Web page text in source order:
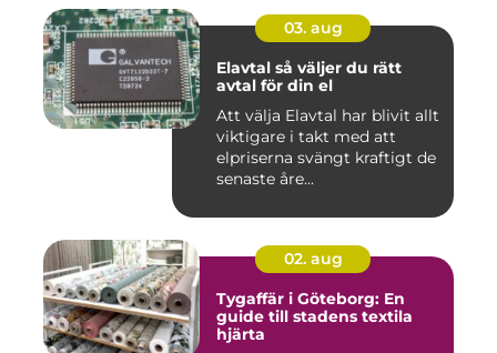
03. aug
Elavtal så väljer du rätt
avtal för din el
Att välja Elavtal har blivit allt
viktigare i takt med att
elpriserna svängt kraftigt de
senaste åre...
02. aug
Tygaffär i Göteborg: En
guide till stadens textila
hjärta